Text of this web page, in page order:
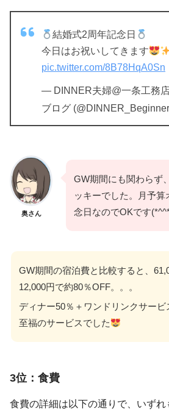
結婚式2周年記念日
今日はお祝いしてきます
pic.twitter.com/8B78HqA0Sn
— DINNER夫婦@一条工務
ブログ
奥さん
GW期間にも関わらず
ッキーでした。月予
念日なのでOKです
GW期間の宿泊費と比較すると、
12,000円で約80％OFF。。。
ディナー50％＋ワンドリンクサービ
至福のサービスでした
3位：食費
食費の詳細は以下の通りで、いずれ